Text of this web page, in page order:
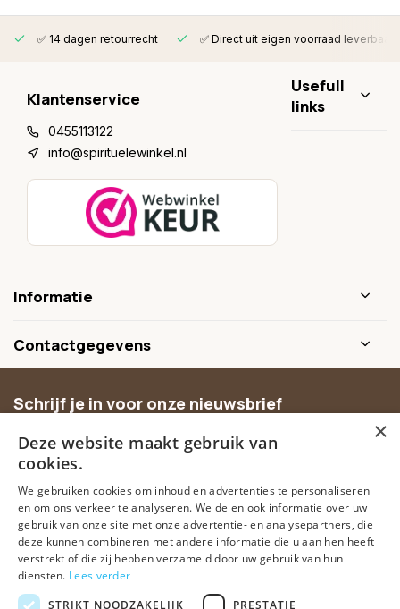
✅ 14 dagen retourrecht ✅ Direct uit eigen voorraad leverbaar
Klantenservice
0455113122
info@spirituelewinkel.nl
Usefull
links
Informatie
Contactgegevens
Schrijf je in voor onze nieuwsbrief
aanbiedingen.
Abonneer
×
Deze website maakt gebruik van
cookies.
We gebruiken cookies om inhoud en advertenties te personaliseren
en om ons verkeer te analyseren. We delen ook informatie over uw
gebruik van onze site met onze advertentie- en analysepartners, die
deze kunnen combineren met andere informatie die u aan hen heeft
verstrekt of die zij hebben verzameld door uw gebruik van hun
diensten. Lees verder
STRIKT NOODZAKELIJK
PRESTATIE